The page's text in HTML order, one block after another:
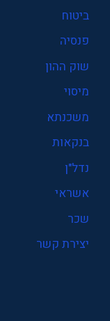
ביטוח
פנסיה
שוק ההון
מיסוי
משכנתא
בנקאות
נדל"ן
אשראי
שכר
יצירת קשר